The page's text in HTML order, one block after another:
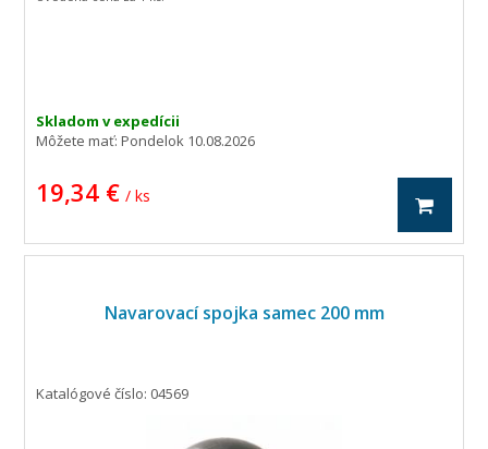
Skladom v expedícii
Môžete mať:Pondelok 10.08.2026
19,34 € / ks
Navarovací spojka samec 200 mm
Katalógové číslo: 04569